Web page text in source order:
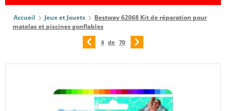
Accueil Jeux et Jouets
Bestway 62068 Kit de réparation pour
matelas et piscines gonflables
4 de 70